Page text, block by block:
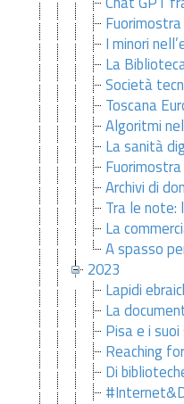
I minori
La
Società
Toscana
Algoritmi
La sanità
Archivi di
Tra le note:
La
A spasso
2023
Lapidi
La
Pisa e i
Reaching
Di